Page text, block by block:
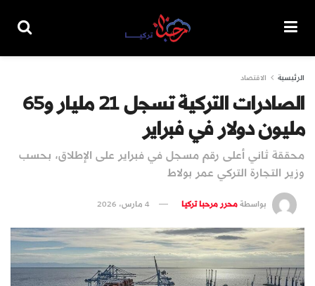
الرئيسية الاقتصاد
الصادرات التركية تسجل 21 مليار و65
مليون دولار في فبراير
محققة ثاني أعلى رقم مسجل في فبراير على الإطلاق، بحسب
وزير التجارة التركي عمر بولاط
بواسطةمحرر مرحبا تركيا 4 مارس، 2026